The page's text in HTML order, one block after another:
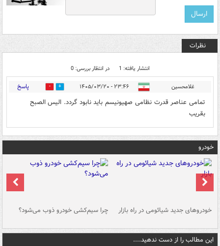
نظرات
انتشار یافته: 1 در انتظار بررسی: 0
غلامحسین ۲۳:۴۶ - ۱۴۰۵/۰۳/۲۰ 0 پاسخ
تمامی عناصر قدرت نظامی صهیونیسم باید نابود گردد. الیس الصبح
بقریب
خودرو
خودروهای جدید شیائومی در راه بازار چرا سیم‌کشی خودرو ذوب می‌شود؟
این مطالب را از دست ندهید....